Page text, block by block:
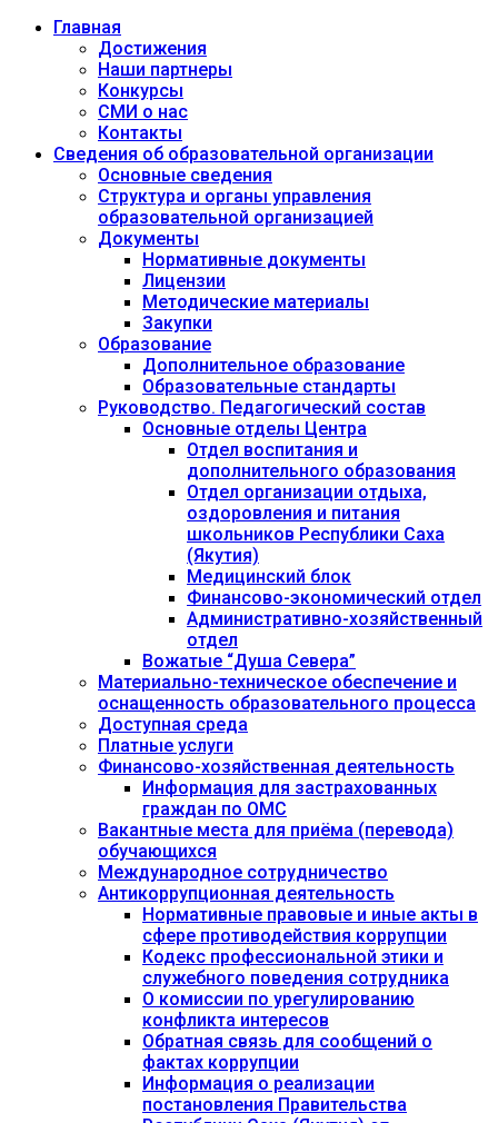
Главная
Достижения
Наши партнеры
Конкурсы
СМИ о нас
Контакты
Сведения об образовательной организации
Основные сведения
Структура и органы управления
образовательной организацией
Документы
Нормативные документы
Лицензии
Методические материалы
Закупки
Образование
Дополнительное образование
Образовательные стандарты
Руководство. Педагогический состав
Основные отделы Центра
Отдел воспитания и
дополнительного образования
Отдел организации отдыха,
оздоровления и питания
школьников Республики Саха
(Якутия)
Медицинский блок
Финансово-экономический отдел
Административно-хозяйственный
отдел
Вожатые “Душа Севера”
Материально-техническое обеспечение и
оснащенность образовательного процесса
Доступная среда
Платные услуги
Финансово-хозяйственная деятельность
Информация для застрахованных
граждан по ОМС
Вакантные места для приёма (перевода)
обучающихся
Международное сотрудничество
Антикоррупционная деятельность
Нормативные правовые и иные акты в
сфере противодействия коррупции
Кодекс профессиональной этики и
служебного поведения сотрудника
О комиссии по урегулированию
конфликта интересов
Обратная связь для сообщений о
фактах коррупции
Информация о реализации
постановления Правительства